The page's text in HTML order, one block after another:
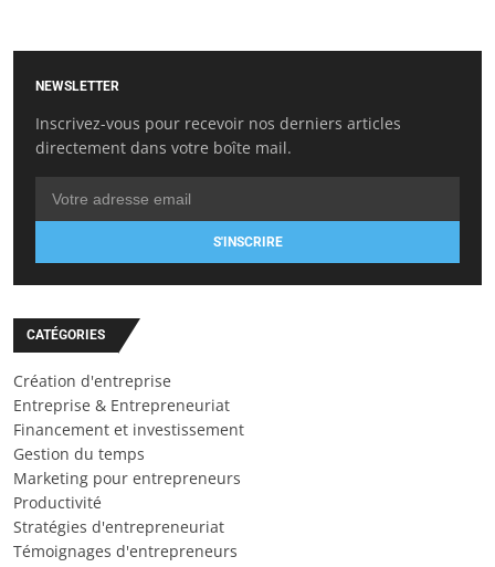
NEWSLETTER
Inscrivez-vous pour recevoir nos derniers articles
directement dans votre boîte mail.
S'INSCRIRE
CATÉGORIES
Création d'entreprise
Entreprise & Entrepreneuriat
Financement et investissement
Gestion du temps
Marketing pour entrepreneurs
Productivité
Stratégies d'entrepreneuriat
Témoignages d'entrepreneurs